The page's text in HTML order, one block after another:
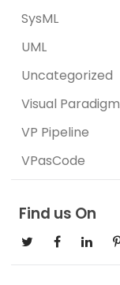
SysML
UML
Uncategorized
Visual Paradigm
VP Pipeline
VPasCode
Find us On